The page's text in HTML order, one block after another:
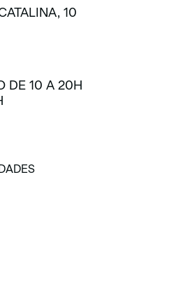
10
DE 10 A 20H